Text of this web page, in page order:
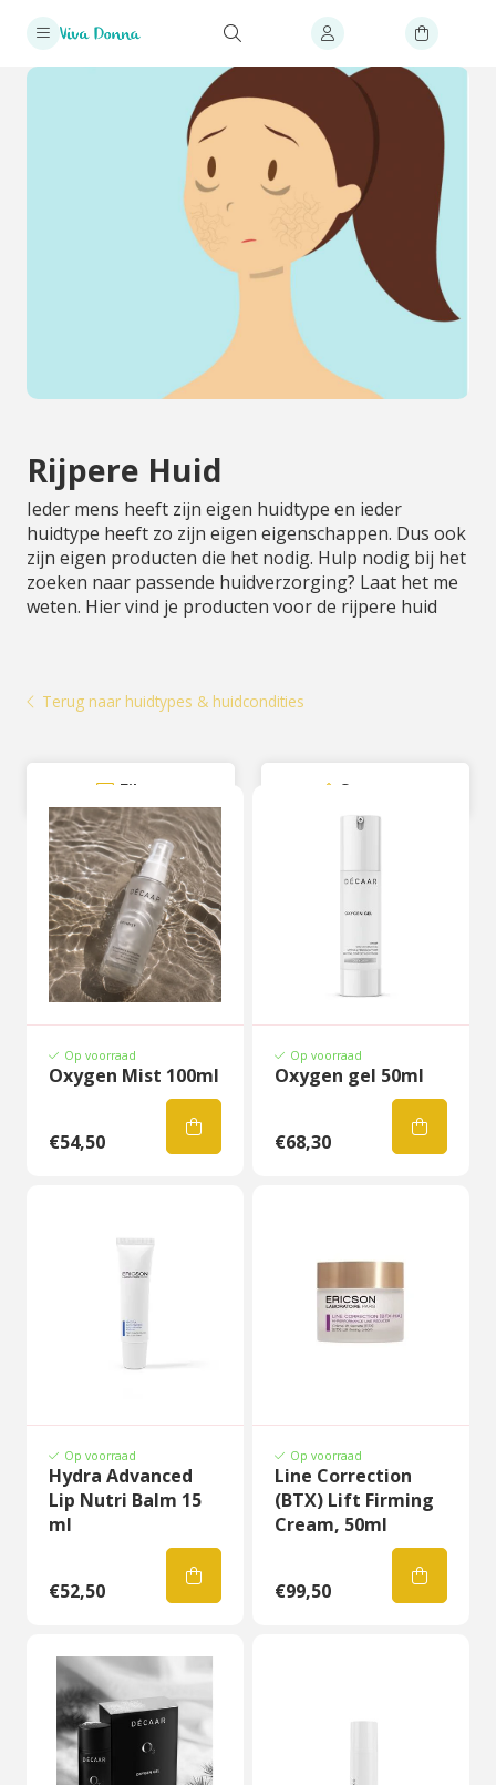
Rijpere Huid
Ieder mens heeft zijn eigen huidtype en ieder
huidtype heeft zo zijn eigen eigenschappen. Dus ook
zijn eigen producten die het nodig. Hulp nodig bij het
zoeken naar passende huidverzorging? Laat het me
weten. Hier vind je producten voor de rijpere huid
Terug naar huidtypes & huidcondities
Filter Sorteer
Op voorraad
Oxygen Mist 100ml
€54,50
Op voorraad
Oxygen gel 50ml
€68,30
Op voorraad
Hydra Advanced
Lip Nutri Balm 15
ml
€52,50
Op voorraad
Line Correction
(BTX) Lift Firming
Cream, 50ml
€99,50